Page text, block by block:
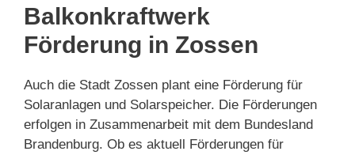
Balkonkraftwerk
Förderung in Zossen
Auch die Stadt Zossen plant eine Förderung für
Solaranlagen und Solarspeicher. Die Förderungen
erfolgen in Zusammenarbeit mit dem Bundesland
Brandenburg. Ob es aktuell Förderungen für